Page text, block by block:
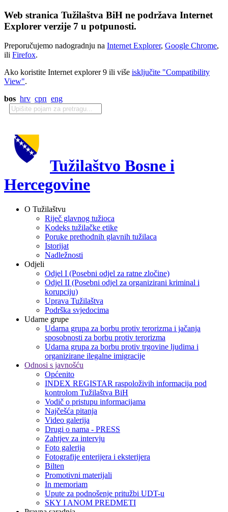
Web stranica Tužilaštva BiH ne podržava Internet
Explorer verzije 7 u potpunosti.
Preporučujemo nadogradnju na Internet Explorer, Google Chrome,
ili Firefox.
Ako koristite Internet explorer 9 ili više isključite "Compatibility
View".
bos hrv срп eng
Tužilaštvo Bosne i
Hercegovine
O Tužilaštvu
Riječ glavnog tužioca
Kodeks tužilačke etike
Poruke prethodnih glavnih tužilaca
Istorijat
Nadležnosti
Odjeli
Odjel I (Posebni odjel za ratne zločine)
Odjel II (Posebni odjel za organizirani kriminal i
korupciju)
Uprava Tužilaštva
Podrška svjedocima
Udarne grupe
Udarna grupa za borbu protiv terorizma i jačanja
sposobnosti za borbu protiv terorizma
Udarna grupa za borbu protiv trgovine ljudima i
organizirane ilegalne imigracije
Odnosi s javnošću
Općenito
INDEX REGISTAR raspoloživih informacija pod
kontrolom Tužilaštva BiH
Vodič o pristupu informacijama
Najčešća pitanja
Video galerija
Drugi o nama - PRESS
Zahtjev za intervju
Foto galerija
Fotografije enterijera i eksterijera
Bilten
Promotivni materijali
In memoriam
Upute za podnošenje pritužbi UDT-u
SKY I ANOM PREDMETI